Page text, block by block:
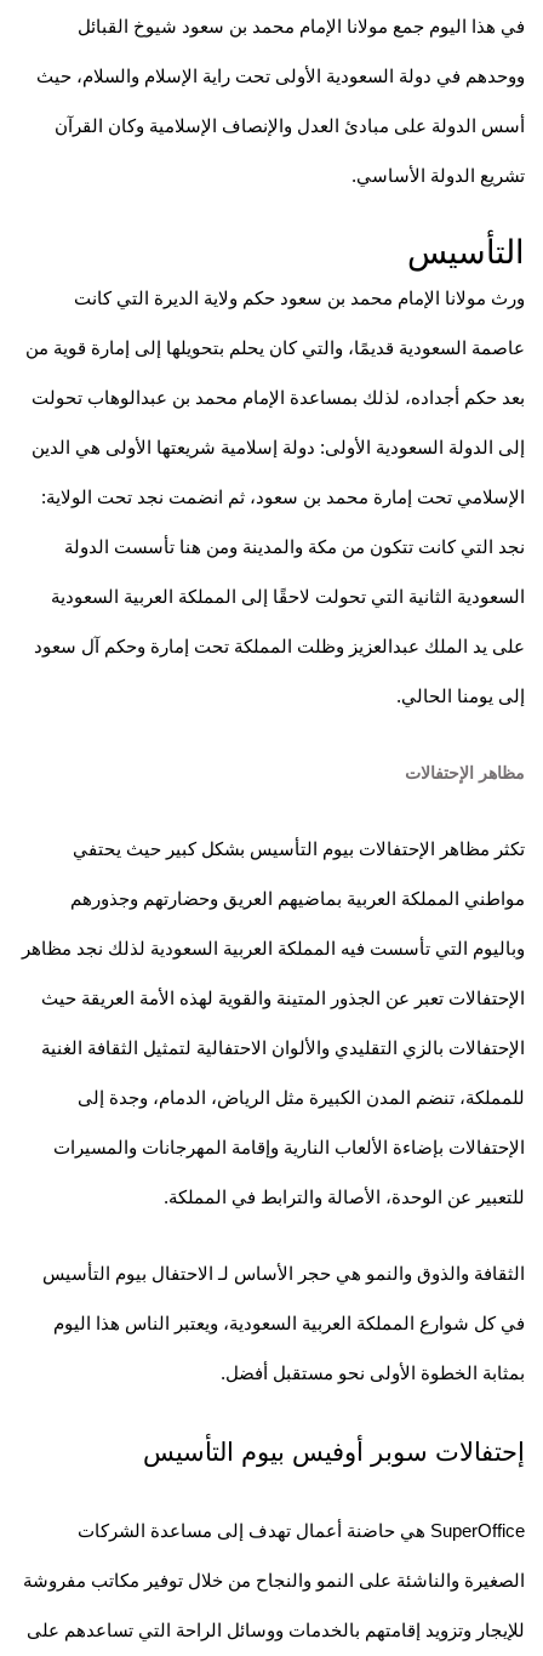
في هذا اليوم جمع مولانا الإمام محمد بن سعود شيوخ القبائل
ووحدهم في دولة السعودية الأولى تحت راية الإسلام والسلام، حيث
أسس الدولة على مبادئ العدل والإنصاف الإسلامية وكان القرآن
تشريع الدولة الأساسي.
التأسيس
ورث مولانا الإمام محمد بن سعود حكم ولاية الديرة التي كانت
عاصمة السعودية قديمًا، والتي كان يحلم بتحويلها إلى إمارة قوية من
بعد حكم أجداده، لذلك بمساعدة الإمام محمد بن عبدالوهاب تحولت
إلى الدولة السعودية الأولى: دولة إسلامية شريعتها الأولى هي الدين
الإسلامي تحت إمارة محمد بن سعود، ثم انضمت نجد تحت الولاية:
نجد التي كانت تتكون من مكة والمدينة ومن هنا تأسست الدولة
السعودية الثانية التي تحولت لاحقًا إلى المملكة العربية السعودية
على يد الملك عبدالعزيز وظلت المملكة تحت إمارة وحكم آل سعود
إلى يومنا الحالي.
مظاهر الإحتفالات
تكثر مظاهر الإحتفالات بيوم التأسيس بشكل كبير حيث يحتفي
مواطني المملكة العربية بماضيهم العريق وحضارتهم وجذورهم
وباليوم التي تأسست فيه المملكة العربية السعودية لذلك نجد مظاهر
الإحتفالات تعبر عن الجذور المتينة والقوية لهذه الأمة العريقة حيث
الإحتفالات بالزي التقليدي والألوان الاحتفالية لتمثيل الثقافة الغنية
للمملكة، تنضم المدن الكبيرة مثل الرياض، الدمام، وجدة إلى
الإحتفالات بإضاءة الألعاب النارية وإقامة المهرجانات والمسيرات
للتعبير عن الوحدة، الأصالة والترابط في المملكة.
الثقافة والذوق والنمو هي حجر الأساس لـ الاحتفال بيوم التأسيس
في كل شوارع المملكة العربية السعودية، ويعتبر الناس هذا اليوم
بمثابة الخطوة الأولى نحو مستقبل أفضل.
إحتفالات سوبر أوفيس بيوم التأسيس
SuperOffice هي حاضنة أعمال تهدف إلى مساعدة الشركات
الصغيرة والناشئة على النمو والنجاح من خلال توفير مكاتب مفروشة
للإيجار وتزويد إقامتهم بالخدمات ووسائل الراحة التي تساعدهم على